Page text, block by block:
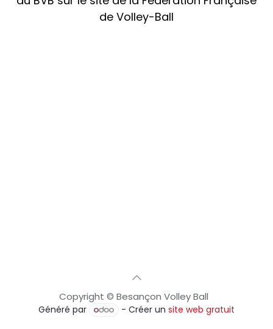
de Volley-Ball
Copyright © Besançon Volley Ball
Généré par - Créer un site web gratuit